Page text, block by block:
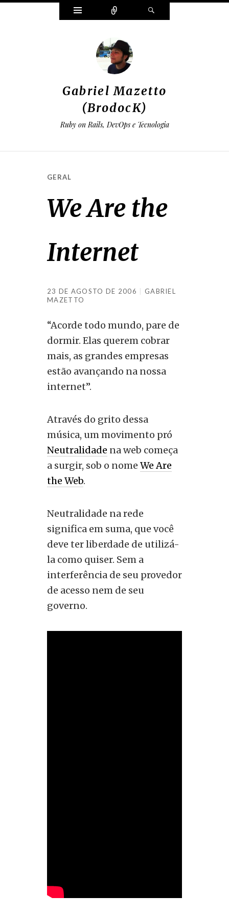
Widgets Conectar
Gabriel Mazetto
(BrodocK)
Ruby on Rails, DevOps e Tecnologia
GERAL
We Are the
Internet
23 DE AGOSTO DE 2006
GABRIEL
MAZETTO
“Acorde todo mundo, pare de
dormir. Elas querem cobrar
mais, as grandes empresas
estão avançando na nossa
internet”.
Através do grito dessa
música, um movimento pró
Neutralidade na web começa
a surgir, sob o nome We Are
the Web.
Neutralidade na rede
significa em suma, que você
deve ter liberdade de utilizá-
la como quiser. Sem a
interferência de seu provedor
de acesso nem de seu
governo.